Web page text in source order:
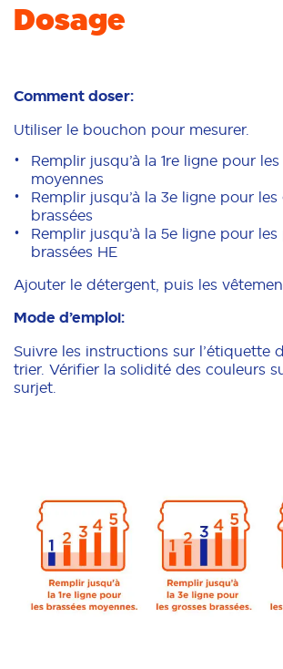
Dosage
Comment doser:
Utiliser le bouchon pour mesurer.
Remplir jusqu’à la 1re ligne pour
moyennes
Remplir jusqu’à la 3e ligne pour les
brassées
Remplir jusqu’à la 5e ligne pour les
brassées HE
Ajouter le détergent, puis les
Mode d’emploi:
Suivre les instructions sur l’étiquette
trier. Vérifier la solidité des couleurs
surjet.